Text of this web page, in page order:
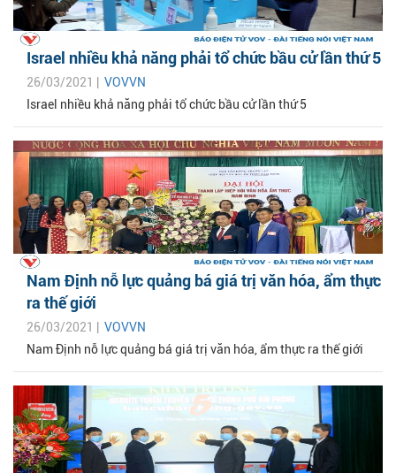
Israel nhiều khả năng phải tổ chức bầu cử lần thứ 5
26/03/2021 | VOVVN
Israel nhiều khả năng phải tổ chức bầu cử lần thứ 5
Nam Định nỗ lực quảng bá giá trị văn hóa, ẩm thực
ra thế giới
26/03/2021 | VOVVN
Nam Định nỗ lực quảng bá giá trị văn hóa, ẩm thực ra thế giới